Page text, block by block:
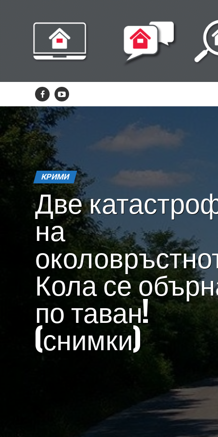
КРИМИ
Две
на
Кола се
по таван!
(снимки)